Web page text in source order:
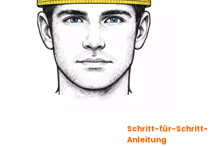
Schritt-für-Schritt-
Anleitung